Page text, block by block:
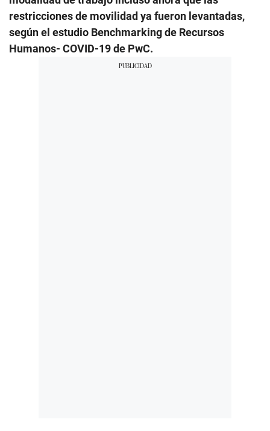
restricciones de movilidad ya fueron levantadas,
según el estudio Benchmarking de Recursos
Humanos- COVID-19 de PwC.